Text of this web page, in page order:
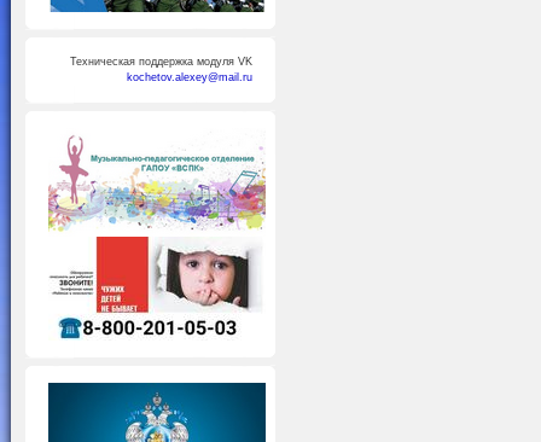
Техническая поддержка модуля VK
kochetov.alexey@mail.ru